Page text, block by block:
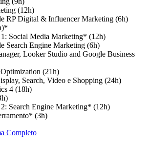
(12h)
RP Digital & Influencer Marketing (6h)
Social Media Marketing* (12h)
Search Engine Marketing (6h)
Looker Studio and Google Business
(21h)
Search, Video e Shopping (24h)
4 (18h)
Search Engine Marketing* (12h)
(3h)
Completo